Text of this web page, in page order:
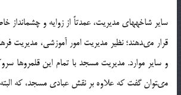
ساير شاخه‏هاى مديريت، عمدتاً از زوايه و چشم‏انداز
قرار مى‏دهند؛ نظير مديريت امور آموزشى، مديريت
و ساير موارد. مديريت مسجد با تمام اين قلمروها
مى‏توان گفت كه علاوه بر نقش عبادى مسجد، كه